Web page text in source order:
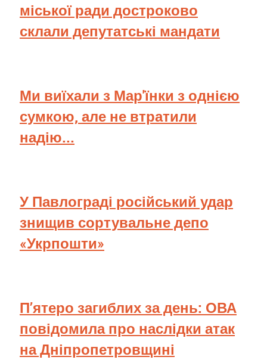
міської ради достроково
склали депутатські мандати
Ми виїхали з Мар'їнки з однією
сумкою, але не втратили
надію...
У Павлограді російський удар
знищив сортувальне депо
«Укрпошти»
П’ятеро загиблих за день: ОВА
повідомила про наслідки атак
на Дніпропетровщині